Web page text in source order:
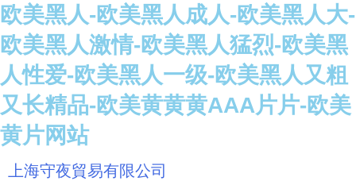
欧美黑人-欧美黑人成人-欧美黑人大-
欧美黑人激情-欧美黑人猛烈-欧美黑
人性爱-欧美黑人一级-欧美黑人又粗
又长精品-欧美黄黄黄AAA片片-欧美
黄片网站
上海守夜貿易有限公司